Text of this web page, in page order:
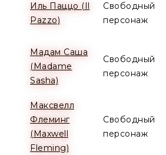
Иль Паццо (Il
Pazzo)
Свободный
персонаж
Мадам Саша
(Madame
Sasha)
Свободный
персонаж
Максвелл
Флеминг
(Maxwell
Fleming)
Свободный
персонаж